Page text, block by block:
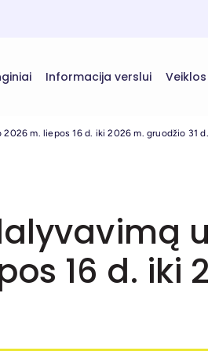
Informacija verslui
m. liepos 16 d. iki 2026 m. gruodžio 31 d.
16 d. iki